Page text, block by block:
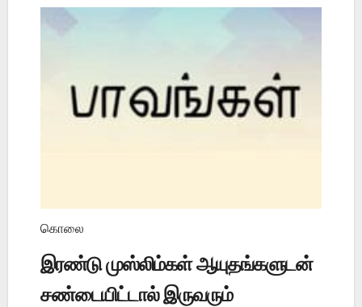
கொலை
இரண்டு முஸ்லிம்கள் ஆயுதங்களுடன்
சண்டையிட்டால் இருவரும்